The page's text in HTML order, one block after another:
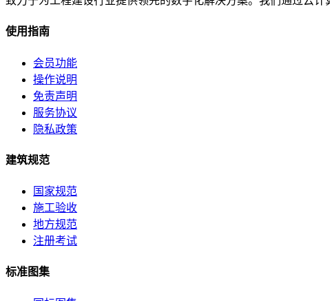
使用指南
会员功能
操作说明
免责声明
服务协议
隐私政策
建筑规范
国家规范
施工验收
地方规范
注册考试
标准图集